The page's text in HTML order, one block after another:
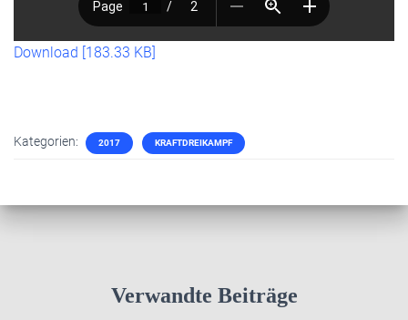
Download [183.33 KB]
Kategorien: 2017 KRAFTDREIKAMPF
Verwandte Beiträge